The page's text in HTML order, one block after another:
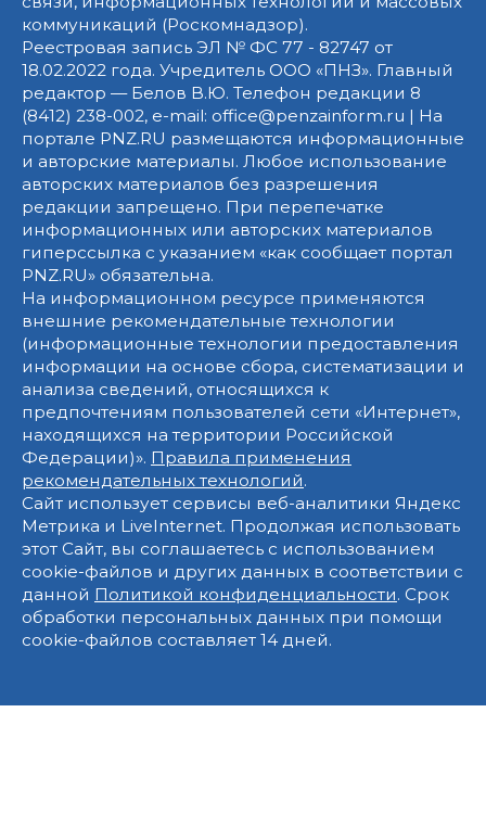
коммуникаций (Роскомнадзор).
Реестровая запись ЭЛ № ФС 77 - 82747 от
18.02.2022 года. Учредитель ООО «ПНЗ». Главный
редактор — Белов В.Ю. Телефон редакции 8
(8412) 238-002, e-mail: office@penzainform.ru | На
портале PNZ.RU размещаются информационные
и авторские материалы. Любое использование
авторских материалов без разрешения
редакции запрещено. При перепечатке
информационных или авторских материалов
гиперссылка с указанием «как сообщает портал
PNZ.RU» обязательна.
На информационном ресурсе применяются
внешние рекомендательные технологии
(информационные технологии предоставления
информации на основе сбора, систематизации и
анализа сведений, относящихся к
предпочтениям пользователей сети «Интернет»,
находящихся на территории Российской
Федерации)». Правила применения
рекомендательных технологий.
Сайт использует сервисы веб-аналитики Яндекс
Метрика и LiveInternet. Продолжая использовать
этот Сайт, вы соглашаетесь с использованием
cookie-файлов и других данных в соответствии с
данной Политикой конфиденциальности. Срок
обработки персональных данных при помощи
cookie-файлов составляет 14 дней.